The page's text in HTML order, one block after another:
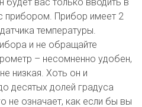
прибором. Прибор имеет 2
температуры.
и не обращайте
– несомненно удобен,
низкая. Хоть он и
десятых долей градуса
не означает, как если бы вы